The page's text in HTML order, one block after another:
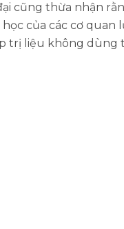
cũng thừa nhận
của các cơ quan
trị liệu không